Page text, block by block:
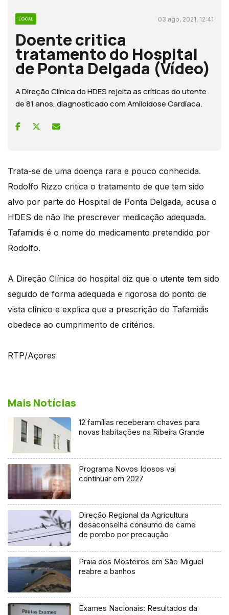
LOCAL 03 ago, 2021, 12:41
Doente critica
tratamento do Hospital
de Ponta Delgada (Vídeo)
A Direção Clínica do HDES rejeita as críticas do utente
de 81 anos, diagnosticado com Amiloidose Cardíaca.
Trata-se de uma doença rara e pouco conhecida.
Rodolfo Rizzo critica o tratamento de que tem sido
alvo por parte do Hospital de Ponta Delgada, acusa o
HDES de não lhe prescrever medicação adequada.
Tafamidis é o nome do medicamento pretendido por
Rodolfo.
A Direção Clínica do hospital diz que o utente tem sido
seguido de forma adequada e rigorosa do ponto de
vista clínico e explica que a prescrição do Tafamidis
obedece ao cumprimento de critérios.
RTP/Açores
Mais Notícias
12 famílias receberam chaves para
novas habitações na Ribeira Grande
Programa Novos Idosos vai
continuar em 2027
Direção Regional da Agricultura
desaconselha consumo de carne
de pombo por precaução
Praia dos Mosteiros em São Miguel
reabre a banhos
Exames Nacionais: Resultados da